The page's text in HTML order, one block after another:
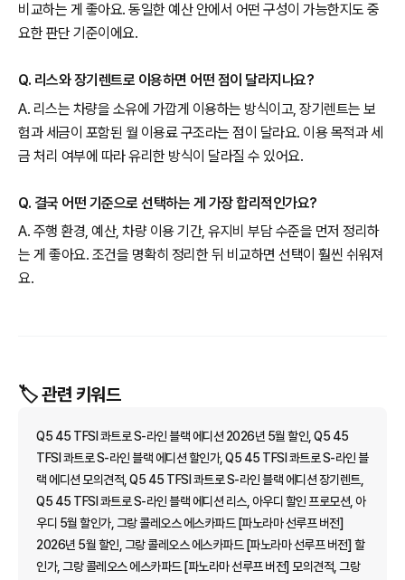
비교하는 게 좋아요. 동일한 예산 안에서 어떤 구성이 가능한지도 중
요한 판단 기준이에요.
Q. 리스와 장기렌트로 이용하면 어떤 점이 달라지나요?
A. 리스는 차량을 소유에 가깝게 이용하는 방식이고, 장기렌트는 보
험과 세금이 포함된 월 이용료 구조라는 점이 달라요. 이용 목적과 세
금 처리 여부에 따라 유리한 방식이 달라질 수 있어요.
Q. 결국 어떤 기준으로 선택하는 게 가장 합리적인가요?
A. 주행 환경, 예산, 차량 이용 기간, 유지비 부담 수준을 먼저 정리하
는 게 좋아요. 조건을 명확히 정리한 뒤 비교하면 선택이 훨씬 쉬워져
요.
🏷️ 관련 키워드
Q5 45 TFSI 콰트로 S-라인 블랙 에디션 2026년 5월 할인, Q5 45
TFSI 콰트로 S-라인 블랙 에디션 할인가, Q5 45 TFSI 콰트로 S-라인 블
랙 에디션 모의견적, Q5 45 TFSI 콰트로 S-라인 블랙 에디션 장기렌트,
Q5 45 TFSI 콰트로 S-라인 블랙 에디션 리스, 아우디 할인 프로모션, 아
우디 5월 할인가, 그랑 콜레오스 에스카파드 [파노라마 선루프 버전]
2026년 5월 할인, 그랑 콜레오스 에스카파드 [파노라마 선루프 버전] 할
인가, 그랑 콜레오스 에스카파드 [파노라마 선루프 버전] 모의견적, 그랑